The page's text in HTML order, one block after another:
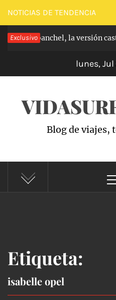
Saltar
al
contenido
NOTICIAS DE TENDENCIA
Exclusivo
de Carabanchel, la versión
lunes, Jul
Blog de viajes,
Etiqueta:
isabelle opel